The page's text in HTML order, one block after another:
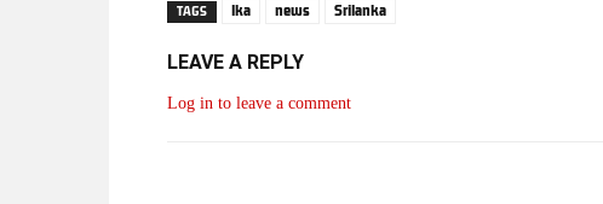
TAGS lka news Srilanka
LEAVE A REPLY
Log in to leave a comment